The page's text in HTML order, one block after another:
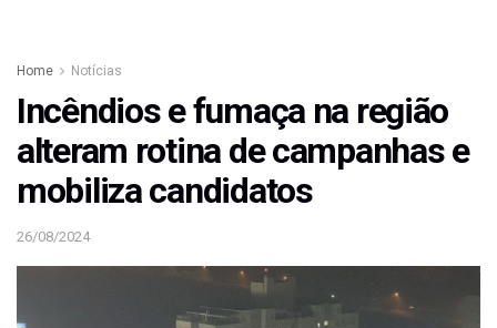
Home Notícias
Incêndios e fumaça na região
alteram rotina de campanhas e
mobiliza candidatos
26/08/2024